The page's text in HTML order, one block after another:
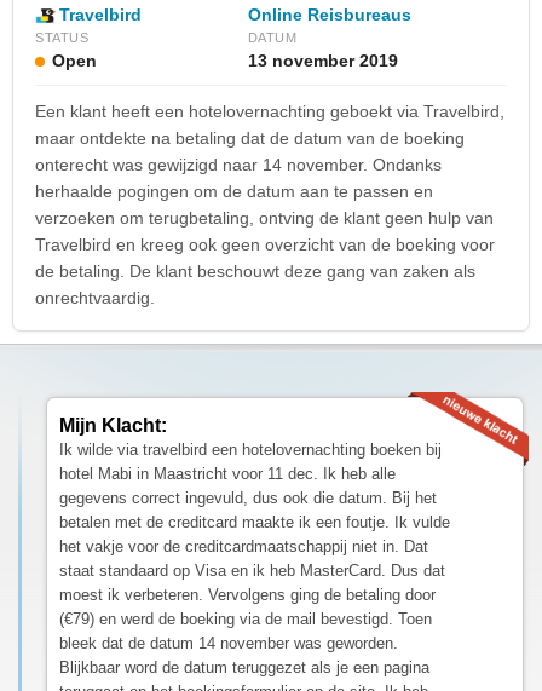
Travelbird Online Reisbureaus
STATUS
Open
DATUM
13 november 2019
Een klant heeft een hotelovernachting geboekt via Travelbird,
maar ontdekte na betaling dat de datum van de boeking
onterecht was gewijzigd naar 14 november. Ondanks
herhaalde pogingen om de datum aan te passen en
verzoeken om terugbetaling, ontving de klant geen hulp van
Travelbird en kreeg ook geen overzicht van de boeking voor
de betaling. De klant beschouwt deze gang van zaken als
onrechtvaardig.
Mijn Klacht:
Ik wilde via travelbird een hotelovernachting boeken bij
hotel Mabi in Maastricht voor 11 dec. Ik heb alle
gegevens correct ingevuld, dus ook die datum. Bij het
betalen met de creditcard maakte ik een foutje. Ik vulde
het vakje voor de creditcardmaatschappij niet in. Dat
staat standaard op Visa en ik heb MasterCard. Dus dat
moest ik verbeteren. Vervolgens ging de betaling door
(€79) en werd de boeking via de mail bevestigd. Toen
bleek dat de datum 14 november was geworden.
Blijkbaar word de datum teruggezet als je een pagina